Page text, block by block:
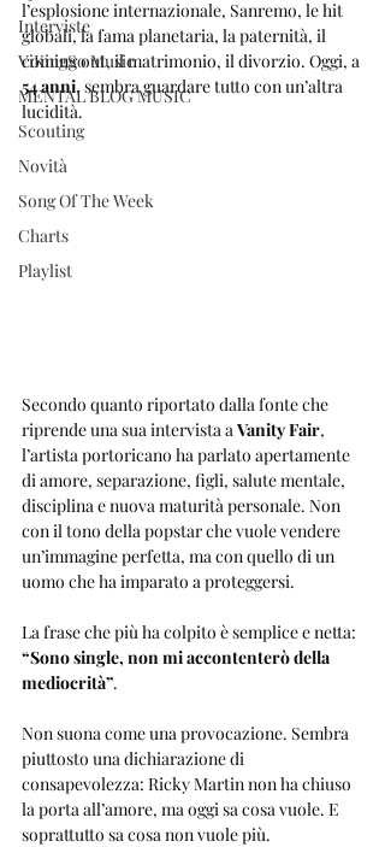
Interviste
ViKingSo Music
MENTAL BLOG MUSIC
Scouting
Novità
Song Of The Week
Charts
Playlist
l’esplosione internazionale, Sanremo, le hit
globali, la fama planetaria, la paternità, il
coming out, il matrimonio, il divorzio. Oggi, a
54 anni, sembra guardare tutto con un’altra
lucidità.
Secondo quanto riportato dalla fonte che
riprende una sua intervista a Vanity Fair,
l’artista portoricano ha parlato apertamente
di amore, separazione, figli, salute mentale,
disciplina e nuova maturità personale. Non
con il tono della popstar che vuole vendere
un’immagine perfetta, ma con quello di un
uomo che ha imparato a proteggersi.
La frase che più ha colpito è semplice e netta:
“Sono single, non mi accontenterò della
mediocrità”.
Non suona come una provocazione. Sembra
piuttosto una dichiarazione di
consapevolezza: Ricky Martin non ha chiuso
la porta all’amore, ma oggi sa cosa vuole. E
soprattutto sa cosa non vuole più.